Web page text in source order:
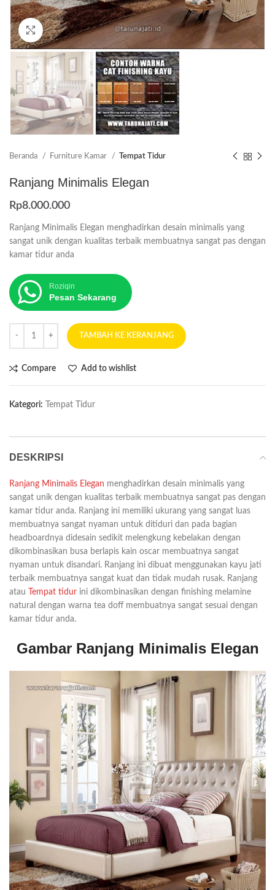
Click to enlarge
Beranda Furniture Kamar Tempat Tidur
Ranjang Minimalis Elegan
Rp8.000.000
Ranjang Minimalis Elegan menghadirkan desain minimalis yang
sangat unik dengan kualitas terbaik membuatnya sangat pas dengan
kamar tidur anda
Roziqin
Pesan Sekarang
TAMBAH KE KERANJANG
Compare Add to wishlist
Kategori: Tempat Tidur
DESKRIPSI
Ranjang Minimalis Elegan menghadirkan desain minimalis yang
sangat unik dengan kualitas terbaik membuatnya sangat pas dengan
kamar tidur anda. Ranjang ini memiliki ukurang yang sangat luas
membuatnya sangat nyaman untuk ditiduri dan pada bagian
headboardnya didesain sedikit melengkung kebelakan dengan
dikombinasikan busa berlapis kain oscar membuatnya sangat
nyaman untuk disandari. Ranjang ini dibuat menggunakan kayu jati
terbaik membuatnya sangat kuat dan tidak mudah rusak. Ranjang
atau
Tempat tidur ini dikombinasikan dengan finishing melamine
natural dengan warna tea doff membuatnya sangat sesuai dengan
kamar tidur anda.
Gambar Ranjang Minimalis Elegan